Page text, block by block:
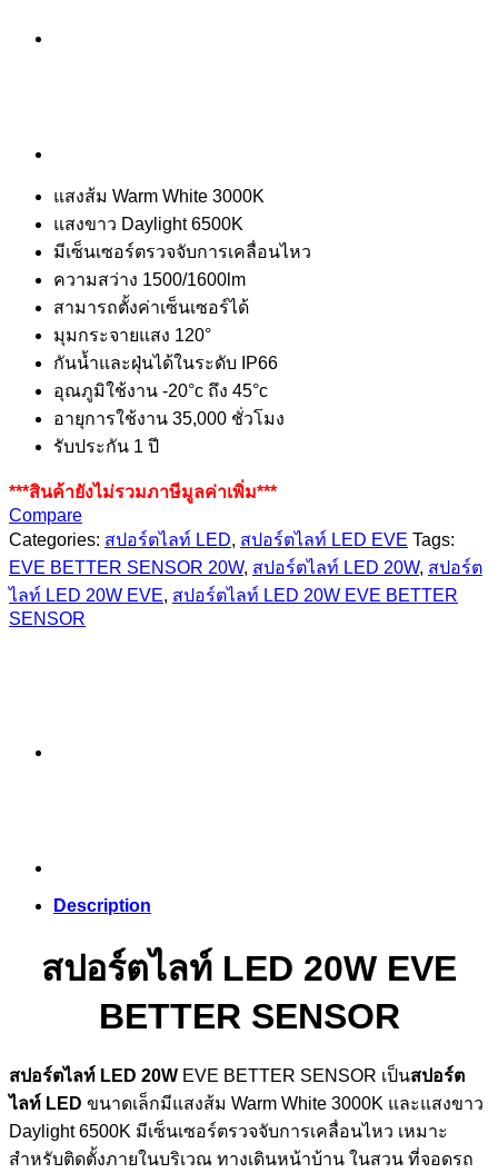
แสงส้ม Warm White 3000K
แสงขาว Daylight 6500K
มีเซ็นเซอร์ตรวจจับการเคลื่อนไหว
ความสว่าง 1500/1600lm
สามารถตั้งค่าเซ็นเซอร์ได้
มุมกระจายแสง 120°
กันน้ำและฝุ่นได้ในระดับ IP66
อุณภูมิใช้งาน -20°c ถึง 45°c
อายุการใช้งาน 35,000 ชั่วโมง
รับประกัน 1 ปี
***สินค้ายังไม่รวมภาษีมูลค่าเพิ่ม***
Compare
Categories: สปอร์ตไลท์ LED, สปอร์ตไลท์ LED EVE Tags:
EVE BETTER SENSOR 20W, สปอร์ตไลท์ LED 20W, สปอร์ต
ไลท์ LED 20W EVE, สปอร์ตไลท์ LED 20W EVE BETTER
SENSOR
Description
สปอร์ตไลท์ LED 20W EVE
BETTER SENSOR
สปอร์ตไลท์ LED 20W EVE BETTER SENSOR เป็นสปอร์ต
ไลท์ LED ขนาดเล็กมีแสงส้ม Warm White 3000K และแสงขาว
Daylight 6500K มีเซ็นเซอร์ตรวจจับการเคลื่อนไหว เหมาะ
สำหรับติดตั้งภายในบริเวณ ทางเดินหน้าบ้าน ในสวน ที่จอดรถ